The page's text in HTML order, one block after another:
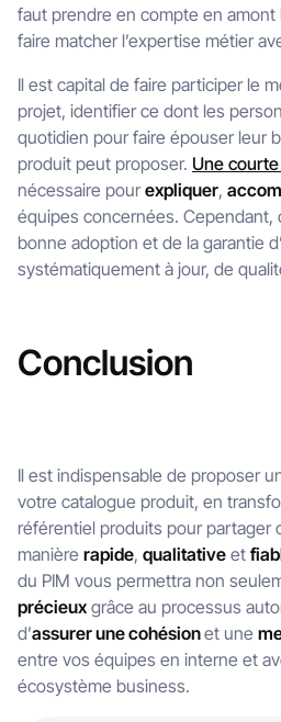
faut prendre en compte en amont
faire matcher l’expertise métier
Il est capital de faire participer le
projet, identifier ce dont les
quotidien pour faire épouser leur
produit peut proposer. Une
nécessaire pourexpliquer,
équipes concernées. Cependant,
bonne adoption et de la garantie
systématiquement à jour, de
Conclusion
Il est indispensable de proposer
votre catalogue produit, en
référentiel produits pour partager
manière rapide, qualitative et
du PIM vous permettra non
précieux grâce au processus
d’assurer une cohésionet une
entre vos équipes en interne et
écosystème business.